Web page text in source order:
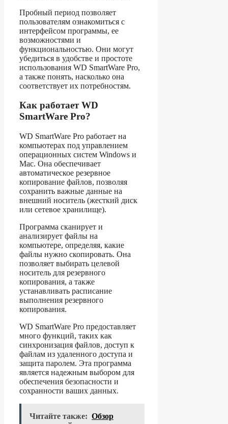
Пробный период позволяет
пользователям ознакомиться с
интерфейсом программы, ее
возможностями и
функциональностью. Они могут
убедиться в удобстве и простоте
использования WD SmartWare Pro,
а также понять, насколько она
соответствует их потребностям.
Как работает WD
SmartWare Pro?
WD SmartWare Pro работает на
компьютерах под управлением
операционных систем Windows и
Mac. Она обеспечивает
автоматическое резервное
копирование файлов, позволяя
сохранить важные данные на
внешний носитель (жесткий диск
или сетевое хранилище).
Программа сканирует и
анализирует файлы на
компьютере, определяя, какие
файлы нужно скопировать. Она
позволяет выбирать целевой
носитель для резервного
копирования, а также
устанавливать расписание
выполнения резервного
копирования.
WD SmartWare Pro предоставляет
много функций, таких как
синхронизация файлов, доступ к
файлам из удаленного доступа и
защита паролем. Эта программа
является надежным выбором для
обеспечения безопасности и
сохранности ваших данных.
Читайте также: Обзор